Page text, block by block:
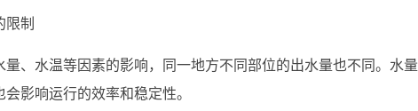
限制
量、水温等因素的影响，同一地方不同部位的出水量也不同。水量
影响运行的效率和稳定性。